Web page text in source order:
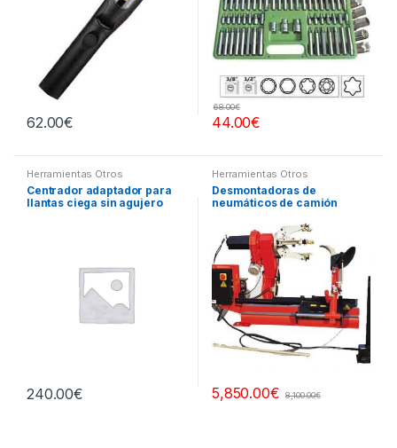
62.00€ 44.00€
68.00€
Herramientas Otros
Centrador adaptador para
llantas ciega sin agujero
240.00€
Herramientas Otros
Desmontadoras de
neumáticos de camión
5,850.00€ 8,100.00€